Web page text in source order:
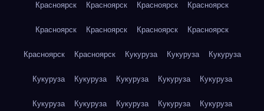
Красноярск Красноярск Красноярск Красноярск
Красноярск Красноярск Красноярск Красноярск
Красноярск Красноярск Кукуруза Кукуруза Кукуруза
Кукуруза Кукуруза Кукуруза Кукуруза Кукуруза
Кукуруза Кукуруза Кукуруза Кукуруза Кукуруза